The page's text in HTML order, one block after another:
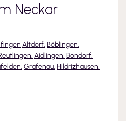
Neckar
Altdorf, Böblingen,
, Aidlingen, Bondorf,
, Grafenau, Hildrizhausen,